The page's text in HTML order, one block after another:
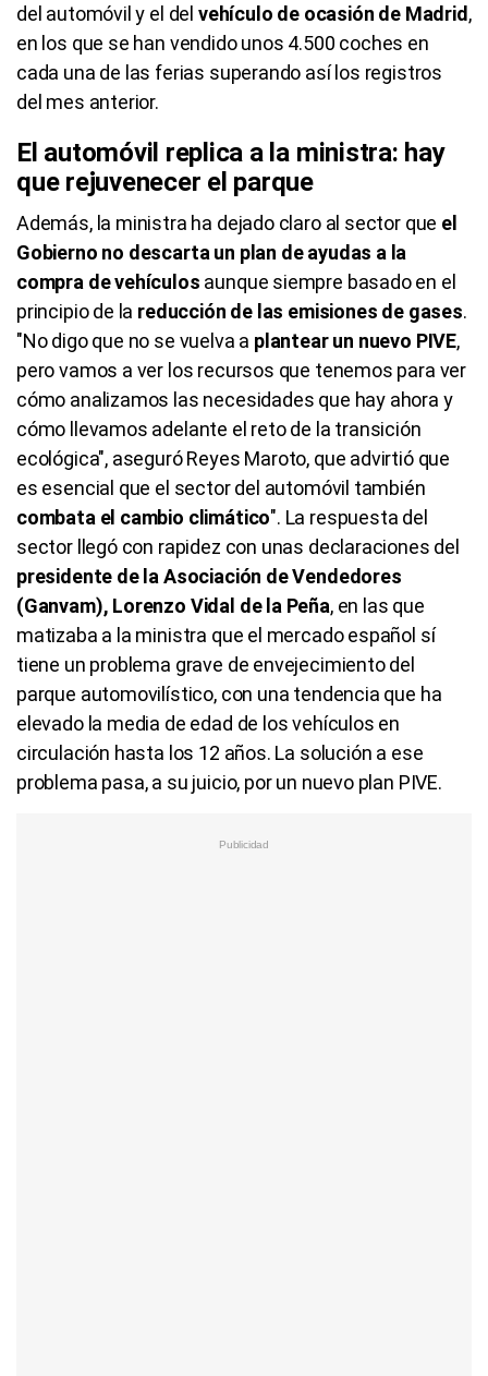
del automóvil y el del vehículo de ocasión de Madrid,
en los que se han vendido unos 4.500 coches en
cada una de las ferias superando así los registros
del mes anterior.
El automóvil replica a la ministra: hay
que rejuvenecer el parque
Además, la ministra ha dejado claro al sector que el
Gobierno no descarta un plan de ayudas a la
compra de vehículos aunque siempre basado en el
principio de la reducción de las emisiones de gases.
"No digo que no se vuelva a plantear un nuevo PIVE,
pero vamos a ver los recursos que tenemos para ver
cómo analizamos las necesidades que hay ahora y
cómo llevamos adelante el reto de la transición
ecológica", aseguró Reyes Maroto, que advirtió que
es esencial que el sector del automóvil también
combata el cambio climático". La respuesta del
sector llegó con rapidez con unas declaraciones del
presidente de la Asociación de Vendedores
(Ganvam), Lorenzo Vidal de la Peña, en las que
matizaba a la ministra que el mercado español sí
tiene un problema grave de envejecimiento del
parque automovilístico, con una tendencia que ha
elevado la media de edad de los vehículos en
circulación hasta los 12 años. La solución a ese
problema pasa, a su juicio, por un nuevo plan PIVE.